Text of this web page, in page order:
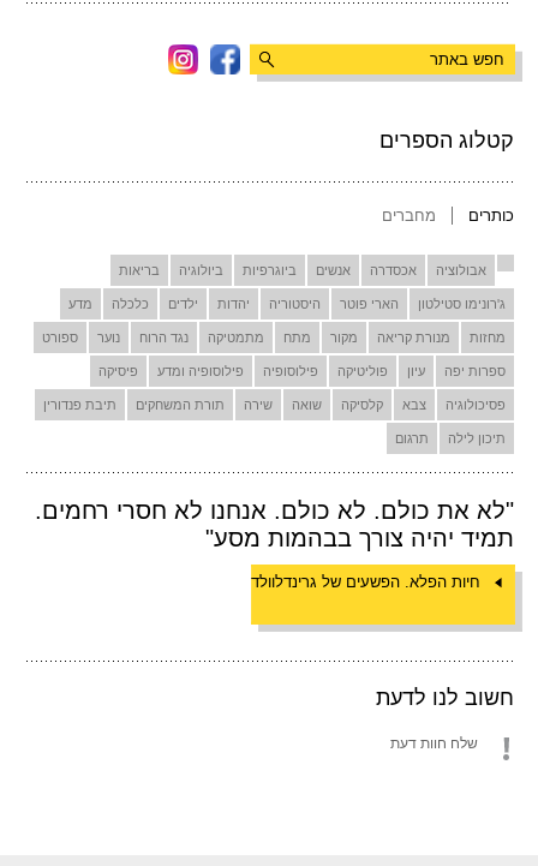
קטלוג הספרים
כותרים מחברים
אבולוציה אכסדרה אנשים ביוגרפיות ביולוגיה בריאות
ג'רונימו סטילטון הארי פוטר היסטוריה יהדות ילדים כלכלה מדע
מחזות מנורת קריאה מקור מתח מתמטיקה נגד הרוח נוער ספורט
ספרות יפה עיון פוליטיקה פילוסופיה פילוסופיה ומדע פיסיקה
פסיכולוגיה צבא קלסיקה שואה שירה תורת המשחקים תיבת פנדורין
תיכון לילה תרגום
"לא את כולם. לא כולם. אנחנו לא חסרי רחמים.
תמיד יהיה צורך בבהמות מסע"
חיות הפלא. הפשעים של גרינדלוולד
חשוב לנו לדעת
שלח חוות דעת